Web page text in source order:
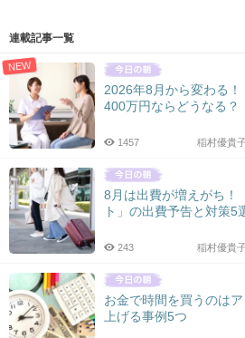
連載記事一覧
NEW
2026年8月から変わる
400万円ならどうなる？
稲村優貴
1457
8月は出費が増えがち！
ト」の出費予告と対策5
稲村優貴
243
お金で時間を買うのは
上げる事例5つ